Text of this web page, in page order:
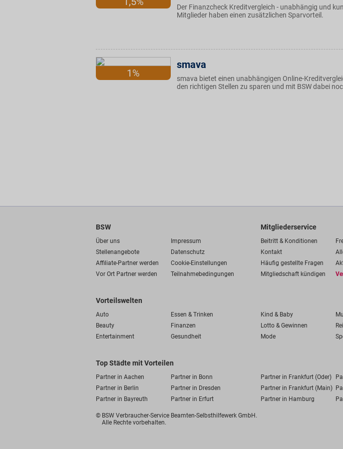
Der Finanzcheck Kreditvergleich - unabhängig und
Mitglieder haben einen zusätzlichen Sparvorteil.
1%
smava
smava bietet einen unabhängigen Online-
den richtigen Stellen zu sparen und mit BSW dabei
BSW
Über uns
Impressum
Stellenangebote
Datenschutz
Affiliate-Partner werden
Cookie-Einstellungen
Vor Ort Partner werden
Teilnahmebedingungen
Mitgliederservice
Beitritt & Konditionen
Kontakt
Häufig gestellte Fragen
Mitgliedschaft kündigen
Vorteilswelten
Auto Essen & Trinken Kind & Baby
Beauty
Finanzen Lotto & Gewinnen
Entertainment
Gesundheit Mode
Top Städte mit Vorteilen
Partner in Aachen Partner in Bonn Partner in Frankfurt (Oder)
Partner in Berlin
Partner in Dresden Partner in Frankfurt (Main)
Partner in Bayreuth
Partner in Erfurt Partner in Hamburg
© BSW Verbraucher-Service Beamten-Selbsthilfewerk GmbH.
Alle Rechte vorbehalten.